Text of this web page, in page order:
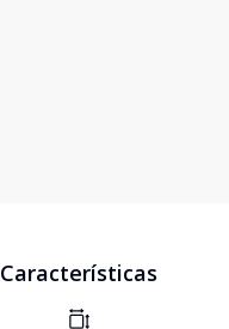
Características